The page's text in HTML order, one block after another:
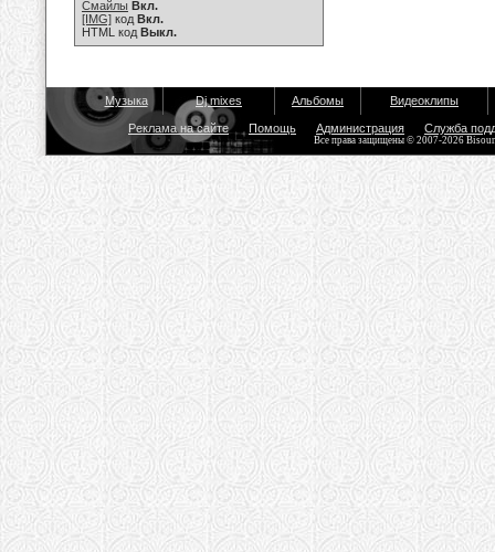
Смайлы Вкл.
[IMG] код Вкл.
HTML код Выкл.
Музыка Dj mixes Альбомы Видеоклипы
Реклама на сайте Помощь Администрация Служба
Все права защищены © 2007-2026